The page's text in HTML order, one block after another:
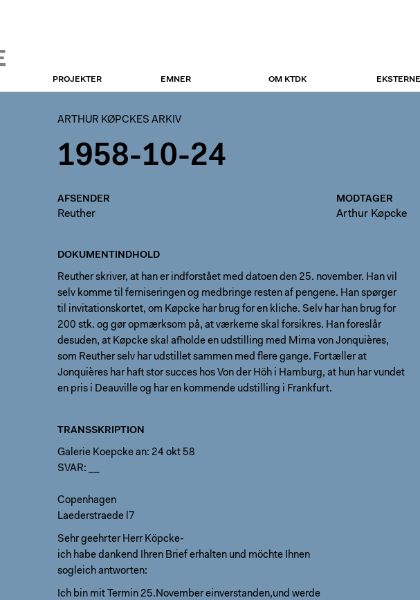
PROJEKTER EMNER OM KTDK
ARTHUR KØPCKES ARKIV
1958-10-24
AFSENDER
Reuther
MODTAGER
Arthur Køpcke
DOKUMENTINDHOLD
Reuther skriver, at han er indforstået med datoen den 25. november. Han vil
selv komme til ferniseringen og medbringe resten af pengene. Han spørger
til invitationskortet, om Køpcke har brug for en kliche. Selv har han brug for
200 stk. og gør opmærksom på, at værkerne skal forsikres. Han foreslår
desuden, at Køpcke skal afholde en udstilling med Mima von Jonquières,
som Reuther selv har udstillet sammen med flere gange. Fortæller at
Jonquières har haft stor succes hos Von der Höh i Hamburg, at hun har vundet
en pris i Deauville og har en kommende udstilling i Frankfurt.
TRANSSKRIPTION
Galerie Koepcke an: 24 okt 58
SVAR: __
Copenhagen
Laederstraede l7
Sehr geehrter Herr Köpcke-
ich habe dankend Ihren Brief erhalten und möchte Ihnen
sogleich antworten:
Ich bin mit Termin 25.November einverstanden,und werde